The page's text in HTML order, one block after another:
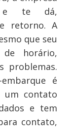
e te dá,
retorno. A
que seu
de horário,
problemas.
é
um contato
e tem
contato,